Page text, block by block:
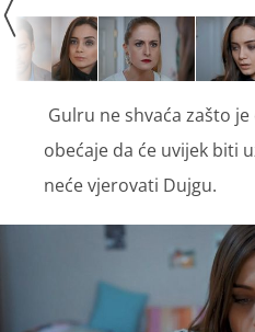
Gulru ne shvaća zašto
obećaje da će uvijek biti
neće vjerovati Dujgu.